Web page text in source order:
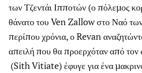
των Τζεντάι Ιπποτών (ο πόλεμος
θάνατο του Ven Zallow στο Ναό
περίπου χρόνια, ο Revan
απειλή που θα προερχόταν από τον
(Sith Vitiate) έφυγε για ένα